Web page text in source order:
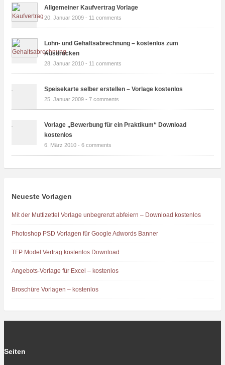
Allgemeiner Kaufvertrag Vorlage
20. Januar 2009 - 11 comments
Lohn- und Gehaltsabrechnung – kostenlos zum
Ausdrucken
28. Januar 2010 - 11 comments
Speisekarte selber erstellen – Vorlage kostenlos
25. Januar 2009 - 7 comments
Vorlage „Bewerbung für ein Praktikum“ Download
kostenlos
6. März 2010 - 6 comments
Neueste Vorlagen
Mit der Muttizettel Vorlage unbegrenzt abfeiern – Download kostenlos
Photoshop PSD Vorlagen für Google Adwords Banner
TFP Model Vertrag kostenlos Download
Angebots-Vorlage für Excel – kostenlos
Broschüre Vorlagen – kostenlos
Seiten